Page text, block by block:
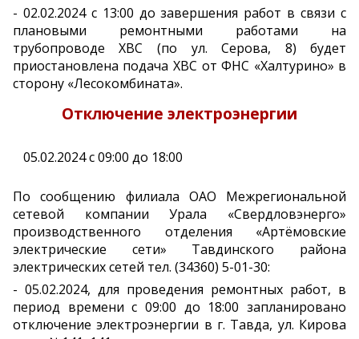
- 02.02.2024 с 13:00 до завершения работ в связи с
плановыми ремонтными работами на
трубопроводе ХВС (по ул. Серова, 8) будет
приостановлена подача ХВС от ФНС «Халтурино» в
сторону «Лесокомбината».
Отключение электроэнергии
05.02.2024 с 09:00 до 18:00
По сообщению филиала ОАО Межрегиональной
сетевой компании Урала «Свердловэнерго»
производственного отделения «Артёмовские
электрические сети» Тавдинского района
электрических сетей тел. (34360) 5-01-30:
- 05.02.2024, для проведения ремонтных работ, в
период времени с 09:00 до 18:00 запланировано
отключение электроэнергии в г. Тавда, ул. Кирова